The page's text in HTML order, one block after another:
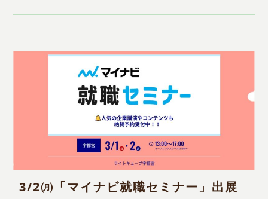
3/2㈪「マイナビ就職セミナー」出展